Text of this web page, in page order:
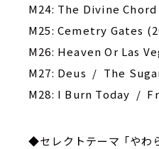
M24: The Divine
M25: Cemetry Gates
M26: Heaven Or Las
M27: Deus / The
M28: I Burn Today /
◆セレクトテーマ 「やわ